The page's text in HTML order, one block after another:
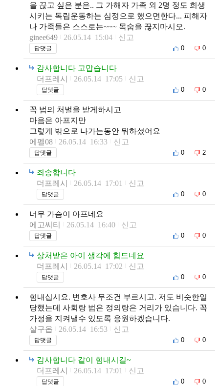
을 끊고 싶은 분은.. 그 가해자 가족 외 2명 정도 희생
시키는 독립운동하는 심정으로 했으면한다... 피해자
나 가족들은 스스로는~~~ 목숨을 끊지마시오.
ginee649
26.05.14 15:04 신고
답댓글 0 0
감사합니다 고맙습니다
더프레시
26.05.14 17:05 신고
답댓글 0 0
꼭 법의 처벌을 받게하시고
마음은 아프지만
그렇게 밖으로 나가는동안 뭐하셨어요
에펠08
26.05.14 16:33 신고
답댓글 0 2
죄송합니다
더프레시
26.05.14 17:01 신고
답댓글 0 0
너무 가슴이 아프네요
에고씨티
26.05.14 16:40 신고
답댓글 0 0
상처받은 아이 생각에 힘드네요
더프레시
26.05.14 17:02 신고
답댓글 0 0
힘내십시요. 변호사 무조건 부르시고. 저도 비슷한일
당했는데 사회랑 법은 정의랑은 거리가 있습니다. 꼭
가정을 지켜낼수 있도록 응원하겠습니다.
살구옵
26.05.14 16:53 신고
답댓글 0 0
감사합니다 같이 힘내시길~
더프레시
26.05.14 17:01 신고
답댓글 0 0